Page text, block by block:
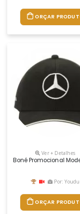
ORÇAR
Ver + Detalhes
Boné Promocional
Por: Youdu
ORÇAR